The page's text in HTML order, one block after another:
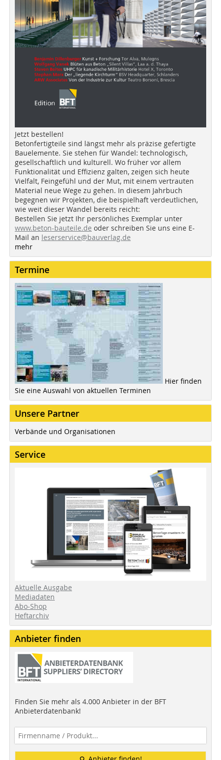
Jetzt bestellen!
Betonfertigteile sind längst mehr als präzise gefertigte
Bauelemente. Sie stehen für Wandel: technologisch,
gesellschaftlich und kulturell. Wo früher vor allem
Funktionalität und Effizienz galten, zeigen sich heute
Vielfalt, Feingefühl und der Mut, mit einem vertrauten
Material neue Wege zu gehen. In diesem Jahrbuch
begegnen wir Projekten, die beispielhaft verdeutlichen,
wie weit dieser Wandel bereits reicht:
Bestellen Sie jetzt Ihr persönliches Exemplar unter
www.beton-bauteile.de oder schreiben Sie uns eine E-
Mail an leserservice@bauverlag.de
mehr
Termine
Hier finden
Sie eine Auswahl von aktuellen Terminen
Unsere Partner
Verbände und Organisationen
Service
Aktuelle Ausgabe
Mediadaten
Abo-Shop
Heftarchiv
Anbieter finden
Finden Sie mehr als 4.000 Anbieter in der BFT
Anbieterdatenbank!